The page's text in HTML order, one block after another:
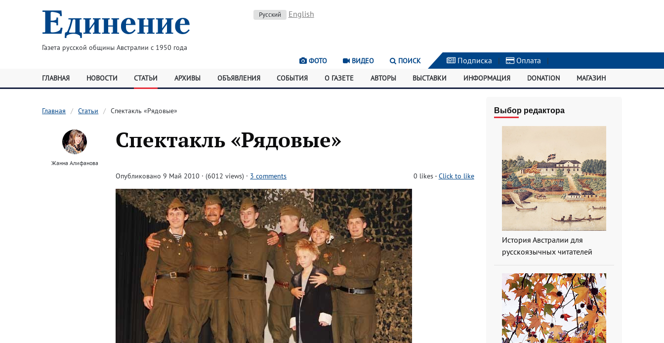
Газета русской общины Австралии с 1950 года
Русский English
ФОТО ВИДЕО ПОИСК Подписка | Оплата |
ГЛАВНАЯ НОВОСТИ СТАТЬИ АРХИВЫ ОБЪЯВЛЕНИЯ СОБЫТИЯ О ГАЗЕТЕ АВТОРЫ ВЫСТАВКИ ИНФОРМАЦИЯ DONATION МАГАЗИН
Главная Статьи Спектакль «Рядовые»
Жанна Алифанова
Спектакль «Рядовые»
Опубликовано 9 Май 2010 · (6012 views) · 3 comments 0 likes-Click to like
Выбор редактора
История Австралии для
русскоязычных читателей